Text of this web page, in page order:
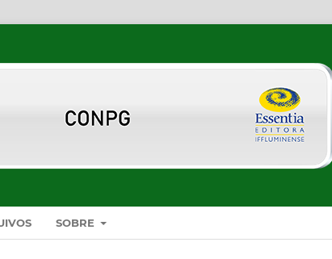
SOBRE